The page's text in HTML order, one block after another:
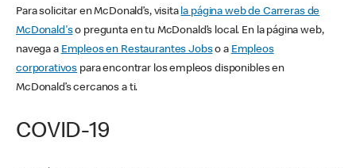
Para solicitar en McDonald’s, visita la página web de Carreras de
McDonald'so pregunta en tu McDonald’s local. En la página web,
navega a Empleos en Restaurantes Jobso a Empleos
corporativos para encontrar los empleos disponibles en
McDonald’s cercanos a ti.
COVID-19